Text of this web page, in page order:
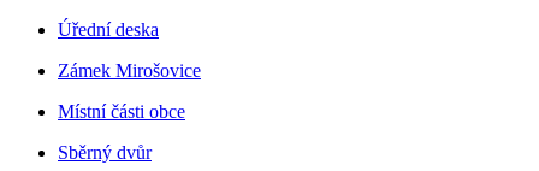
Úřední deska
Zámek Mirošovice
Místní části obce
Sběrný dvůr